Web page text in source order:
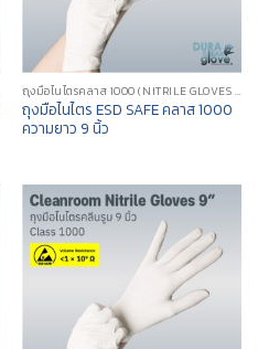
ถุงมือไนไตรคลาส 1000 (NITRILE GLOVES CLASS 1000)
ถุงมือไนไตร ESD SAFE คลาส 1000
ความยาว 9 นิ้ว